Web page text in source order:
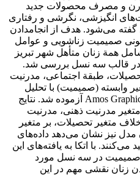
و مصرف محصولات جدید
انگیزشی، نگرشی و رفتاری
گفته می‌شود. هدف از انجام­دادن
صمیمیت زناشویی و عوامل
همة زنان متأهل شهر تبریز
از آنان در قالب سه نسل بررسی شد.
طبقة اجتماعی، مدرنیت
وابسته (صمیمیت) با تحلیل
رگرسیونی و به­وسیلۀ نرم‌افزار Amos Graphics آزموده شد. نتایج
مدرنیت ذهنی، مدرنیت
متغیر تحصیلات، بر متغیر
مدل نیز نشان می‌دهد داده‌های
با اتکا به یافته‌های این
در سه نسل مورد
نقشی مهم در این